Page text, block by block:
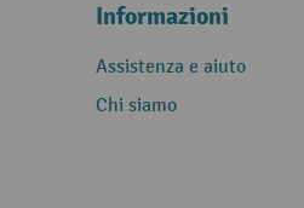
Informazioni
Assistenza e aiuto
Chi siamo